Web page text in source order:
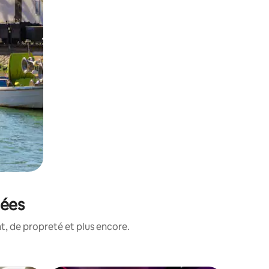
de propreté et plus encore.